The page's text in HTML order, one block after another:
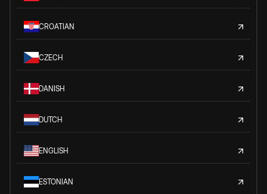
CROATIAN
CZECH
DANISH
DUTCH
ENGLISH
ESTONIAN